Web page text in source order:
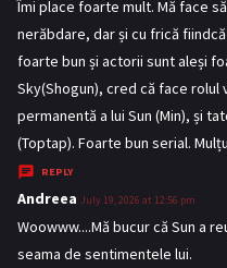
y
s
:
Îmi place foarte mult. Mă face
nerăbdare, dar și cu frică
foarte bun și actorii sunt aleși
Sky(Shogun), cred că face rolul
permanentă a lui Sun (Min), și
(Toptap). Foarte bun serial.
REPLY
Andreea s
a
y
July 19, 2026 at 12:56 pm
Woowww....Mă bucur că Sun a
seama de sentimentele lui.